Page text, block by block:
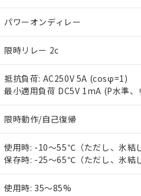
パワーオンディレー
限時リレー 2c
抵抗負荷: AC250V 5A (cosφ=1)
最小適用負荷 DC5V 1mA (P水準、
限時動作/自己復帰
使用時: -10～55℃（ただし、氷結
保存時: -25～65℃（ただし、氷結
使用時: 35～85%